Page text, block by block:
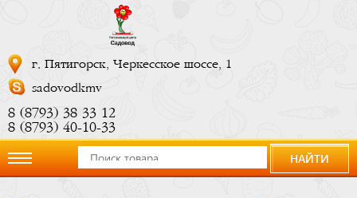
г. Пятигорск, Черкесское шоссе, 1
sadovodkmv
8 (8793) 38 33 12
8 (8793) 40-10-33
НАЙТИ